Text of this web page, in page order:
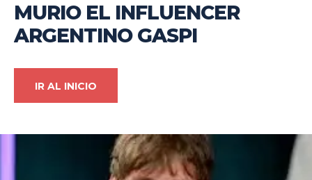
MURIO EL INFLUENCER
ARGENTINO GASPI
IR AL INICIO